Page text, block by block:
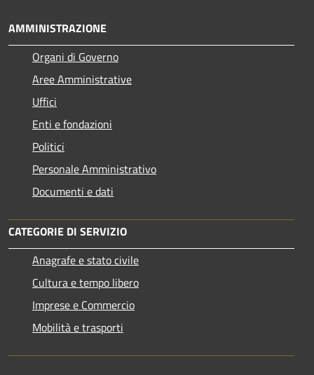
AMMINISTRAZIONE
Organi di Governo
Aree Amministrative
Uffici
Enti e fondazioni
Politici
Personale Amministrativo
Documenti e dati
CATEGORIE DI SERVIZIO
Anagrafe e stato civile
Cultura e tempo libero
Imprese e Commercio
Mobilità e trasporti